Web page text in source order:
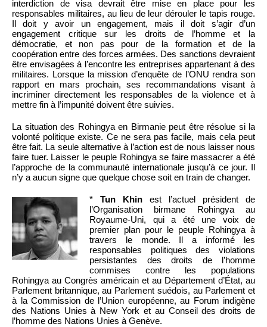
interdiction de visa devrait être mise en place pour les
responsables militaires, au lieu de leur dérouler le tapis rouge.
Il doit y avoir un engagement, mais il doit s’agir d’un
engagement critique sur les droits de l’homme et la
démocratie, et non pas pour de la formation et de la
coopération entre des forces armées. Des sanctions devraient
être envisagées à l’encontre les entreprises appartenant à des
militaires. Lorsque la mission d’enquête de l’ONU rendra son
rapport en mars prochain, ses recommandations visant à
incriminer directement les responsables de la violence et à
mettre fin à l’impunité doivent être suivies.
La situation des Rohingya en Birmanie peut être résolue si la
volonté politique existe. Ce ne sera pas facile, mais cela peut
être fait. La seule alternative à l’action est de nous laisser nous
faire tuer. Laisser le peuple Rohingya se faire massacrer a été
l’approche de la communauté internationale jusqu’à ce jour. Il
n’y a aucun signe que quelque chose soit en train de changer.
* Tun Khin est l’actuel président de
l’Organisation birmane Rohingya au
Royaume-Uni, qui a été une voix de
premier plan pour le peuple Rohingya à
travers le monde. Il a informé les
responsables politiques des violations
persistantes des droits de l’homme
commises contre les populations
Rohingya au Congrès américain et au Département d’État, au
Parlement britannique, au Parlement suédois, au Parlement et
à la Commission de l’Union européenne, au Forum indigène
des Nations Unies à New York et au Conseil des droits de
l’homme des Nations Unies à Genève.